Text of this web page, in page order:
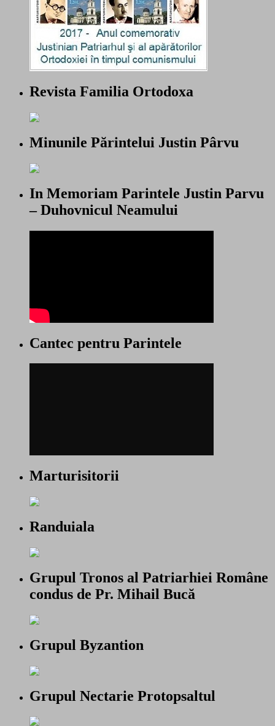
Revista Familia Ortodoxa
Minunile Părintelui Justin Pârvu
In Memoriam Parintele Justin Parvu
– Duhovnicul Neamului
Cantec pentru Parintele
Marturisitorii
Randuiala
Grupul Tronos al Patriarhiei Române
condus de Pr. Mihail Bucă
Grupul Byzantion
Grupul Nectarie Protopsaltul